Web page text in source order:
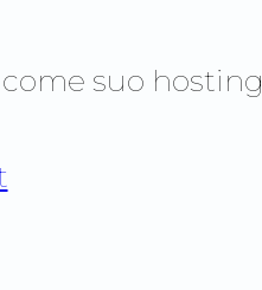
suo hosting